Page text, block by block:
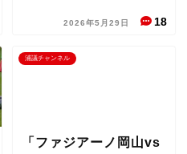
2026年5月29日 18
浦議チャンネル
「ファジアーノ岡山vs